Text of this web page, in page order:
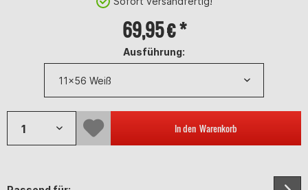
69,95 € *
Ausführung:
In den Warenkorb